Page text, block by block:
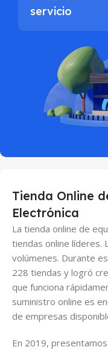
servicio
Tienda Online
Electrónica
La tienda online de
tiendas online líderes.
volúmenes. Durante
228 tiendas y logró
que funciona
suministro online es
de empresas
En 2019,